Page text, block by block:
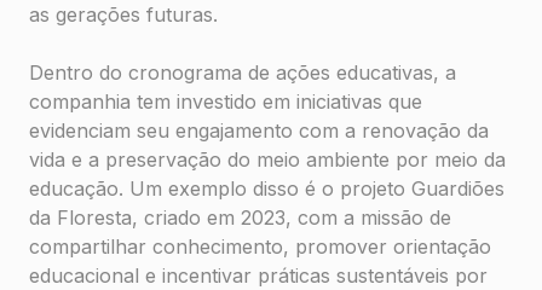
as gerações futuras.
Dentro do cronograma de ações educativas, a
companhia tem investido em iniciativas que
evidenciam seu engajamento com a renovação da
vida e a preservação do meio ambiente por meio da
educação. Um exemplo disso é o projeto Guardiões
da Floresta, criado em 2023, com a missão de
compartilhar conhecimento, promover orientação
educacional e incentivar práticas sustentáveis por